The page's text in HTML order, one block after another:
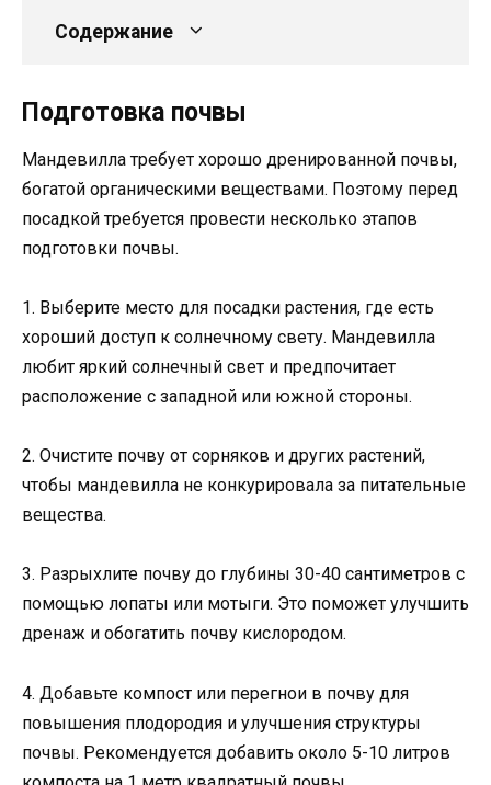
Содержание
Подготовка почвы
Мандевилла требует хорошо дренированной почвы,
богатой органическими веществами. Поэтому перед
посадкой требуется провести несколько этапов
подготовки почвы.
1. Выберите место для посадки растения, где есть
хороший доступ к солнечному свету. Мандевилла
любит яркий солнечный свет и предпочитает
расположение с западной или южной стороны.
2. Очистите почву от сорняков и других растений,
чтобы мандевилла не конкурировала за питательные
вещества.
3. Разрыхлите почву до глубины 30-40 сантиметров с
помощью лопаты или мотыги. Это поможет улучшить
дренаж и обогатить почву кислородом.
4. Добавьте компост или перегнои в почву для
повышения плодородия и улучшения структуры
почвы. Рекомендуется добавить около 5-10 литров